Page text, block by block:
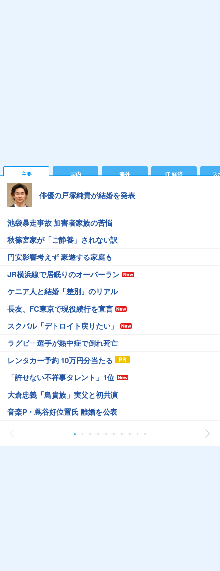
主要 国内 海外 IT 経済 ス
俳優の戸塚純貴が結婚を発表
池袋暴走事故 加害者家族の苦悩
秋篠宮家が「ご静養」されない訳
円安影響考えず 豪遊する家庭も
JR横浜線で居眠りのオーバーラン
ケニア人と結婚「差別」のリアル
長友、FC東京で現役続行を宣言
スクバル「デトロイト戻りたい」
ラグビー選手が熱中症で倒れ死亡
レンタカー予約 10万円分当たる
「許せない不祥事タレント」1位
大倉忠義「鳥貴族」実父と初共演
音楽P・蔦谷好位置氏 離婚を公表